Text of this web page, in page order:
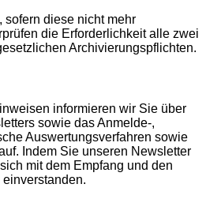
sofern diese nicht mehr
die Erforderlichkeit alle zwei
Archivierungspflichten.
informieren wir Sie über
sowie das Anmelde-,
Auswertungsverfahren sowie
Indem Sie unseren Newsletter
mit dem Empfang und den